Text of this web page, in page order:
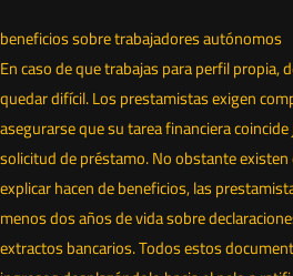
beneficios sobre trabajadores autónomos
En caso de que trabajas para perfil propia,
quedar difícil. Los prestamistas exigen
asegurarse que su tarea financiera
solicitud de préstamo. No obstante
explicar hacen de beneficios, las
menos dos años de vida sobre
extractos bancarios. Todos estos